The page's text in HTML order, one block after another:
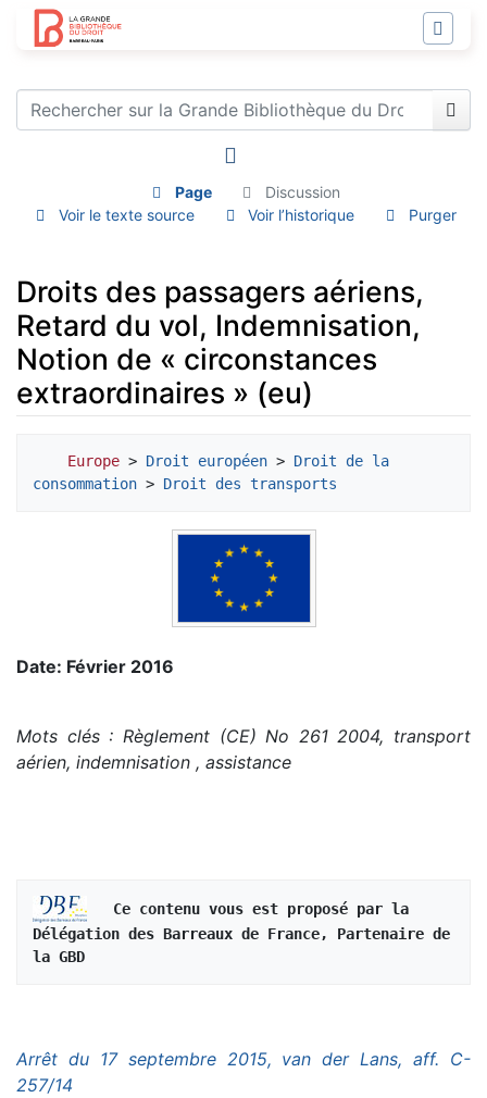
Page
Discussion
Voir le texte source
Voir l’historique Purger
Droits des passagers aériens,
Retard du vol, Indemnisation,
Notion de « circonstances
extraordinaires » (eu)
Europe > Droit européen > Droit de la
consommation > Droit des transports
Date: Février 2016
Mots clés : Règlement (CE) No 261 2004, transport
aérien, indemnisation , assistance
   Ce contenu vous est proposé par la
Délégation des Barreaux de France, Partenaire de
la GBD
Arrêt du 17 septembre 2015, van der Lans, aff. C-
257/14